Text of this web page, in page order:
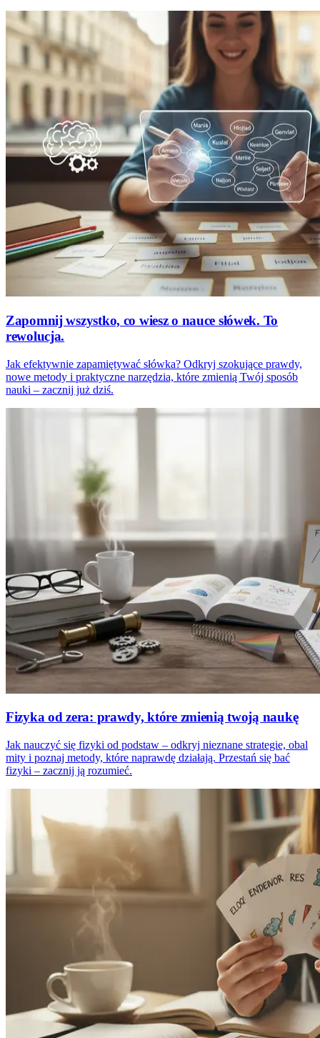
Zapomnij wszystko, co wiesz o nauce słówek. To
rewolucja.
Jak efektywnie zapamiętywać słówka? Odkryj szokujące prawdy,
nowe metody i praktyczne narzędzia, które zmienią Twój sposób
nauki – zacznij już dziś.
Fizyka od zera: prawdy, które zmienią twoją naukę
Jak nauczyć się fizyki od podstaw – odkryj nieznane strategie, obal
mity i poznaj metody, które naprawdę działają. Przestań się bać
fizyki – zacznij ją rozumieć.